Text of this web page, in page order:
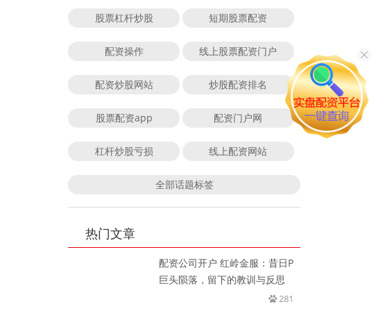
股票杠杆炒股 短期股票配资
配资操作 线上股票配资门户
配资炒股网站 炒股配资排名
股票配资app 配资门户网
杠杆炒股亏损 线上配资网站
全部话题标签
热门文章
配资公司开户 红岭金服：昔日P
巨头陨落，留下的教训与反思
281